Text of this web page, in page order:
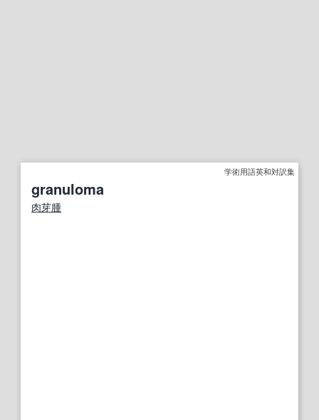
学術用語英和対訳集
granuloma
肉芽腫